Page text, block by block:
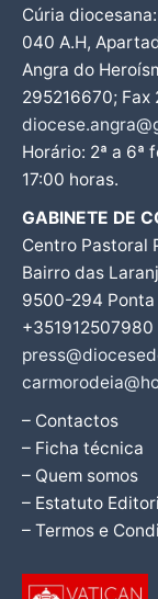
Cúria
040 A.H,
Angra do
295216670; Fax
Horário: 2ª a 6ª
17:00 horas.
GABINETE DE
Centro Pastoral
Bairro das
9500-294 Ponta
+351912507980
– Contactos
– Ficha técnica
– Quem somos
– Estatuto
– Termos e